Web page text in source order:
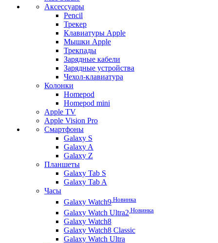
Аксессуары
Pencil
Трекер
Клавиатуры Apple
Мышки Apple
Трекпады
Зарядные кабели
Зарядные устройства
Чехол-клавиатура
Колонки
Homepod
Homepod mini
Apple TV
Apple Vision Pro
Смартфоны
Galaxy S
Galaxy A
Galaxy Z
Планшеты
Galaxy Tab S
Galaxy Tab A
Часы
Galaxy Watch9 Новинка
Galaxy Watch Ultra2 Новинка
Galaxy Watch8
Galaxy Watch8 Classic
Galaxy Watch Ultra